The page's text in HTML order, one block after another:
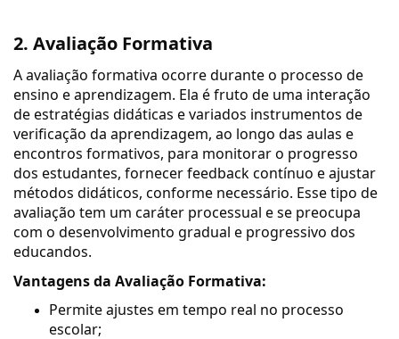
2. Avaliação Formativa
A avaliação formativa ocorre durante o processo de
ensino e aprendizagem. Ela é fruto de uma interação
de estratégias didáticas e variados instrumentos de
verificação da aprendizagem, ao longo das aulas e
encontros formativos, para monitorar o progresso
dos estudantes, fornecer feedback contínuo e ajustar
métodos didáticos, conforme necessário. Esse tipo de
avaliação tem um caráter processual e se preocupa
com o desenvolvimento gradual e progressivo dos
educandos.
Vantagens da Avaliação Formativa:
Permite ajustes em tempo real no processo
escolar;